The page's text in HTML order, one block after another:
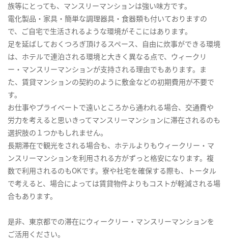
族等にとっても、マンスリーマンションは強い味方です。
電化製品・家具・簡単な調理器具・食器類も付いておりますの
で、ご自宅で生活されるような環境がそこにはあります。
足を延ばしておくつろぎ頂けるスペース、自由に炊事ができる環境
は、ホテルで連泊される環境と大きく異なる点で、ウィークリ
ー・マンスリーマンションが支持される理由でもあります。ま
た、賃貸マンションの契約のように敷金などの初期費用が不要で
す。
お仕事やプライベートで遠いところから通われる場合、交通費や
労力を考えると思いきってマンスリーマンションに滞在されるのも
選択肢の１つかもしれません。
長期滞在で観光をされる場合も、ホテルよりもウィークリー・マ
ンスリーマンションを利用される方がずっと格安になります。複
数で利用されるのもOKです。寮や社宅を確保する際も、トータル
で考えると、場合によっては賃貸物件よりもコストが軽減される場
合もあります。
是非、東京都での滞在にウィークリー・マンスリーマンションを
ご活用ください。